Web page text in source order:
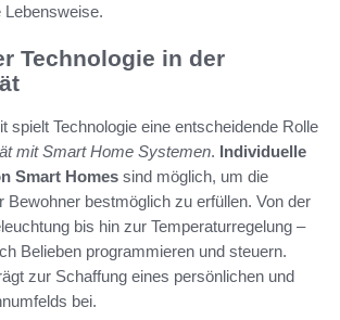
Lebensweise.
Technologie in der
spielt Technologie eine entscheidende Rolle
mit Smart Home Systemen. Individuelle
Smart Homes sind möglich, um die
Bewohner bestmöglich zu erfüllen. Von der
bis hin zur Temperaturregelung –
Belieben programmieren und steuern.
zur Schaffung eines persönlichen und
bei.